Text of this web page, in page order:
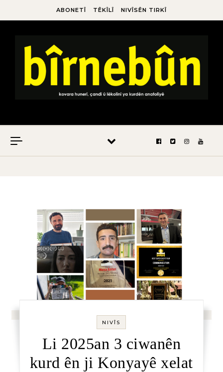
ABONETÎ TÊKÎLÎ NIVÎSÊN TIRKÎ
NIVÎS
Li 2025an 3 ciwanên
kurd ên ji Konyayê xelat